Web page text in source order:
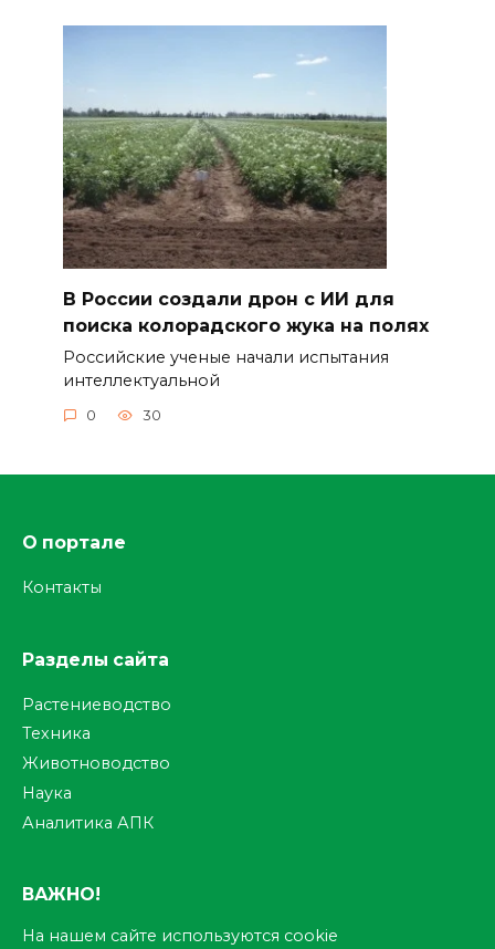
В России создали дрон с ИИ для
поиска колорадского жука на полях
Российские ученые начали испытания
интеллектуальной
0 30
О портале
Контакты
Разделы сайта
Растениеводство
Техника
Животноводство
Наука
Аналитика АПК
ВАЖНО!
На нашем сайте используются cookie